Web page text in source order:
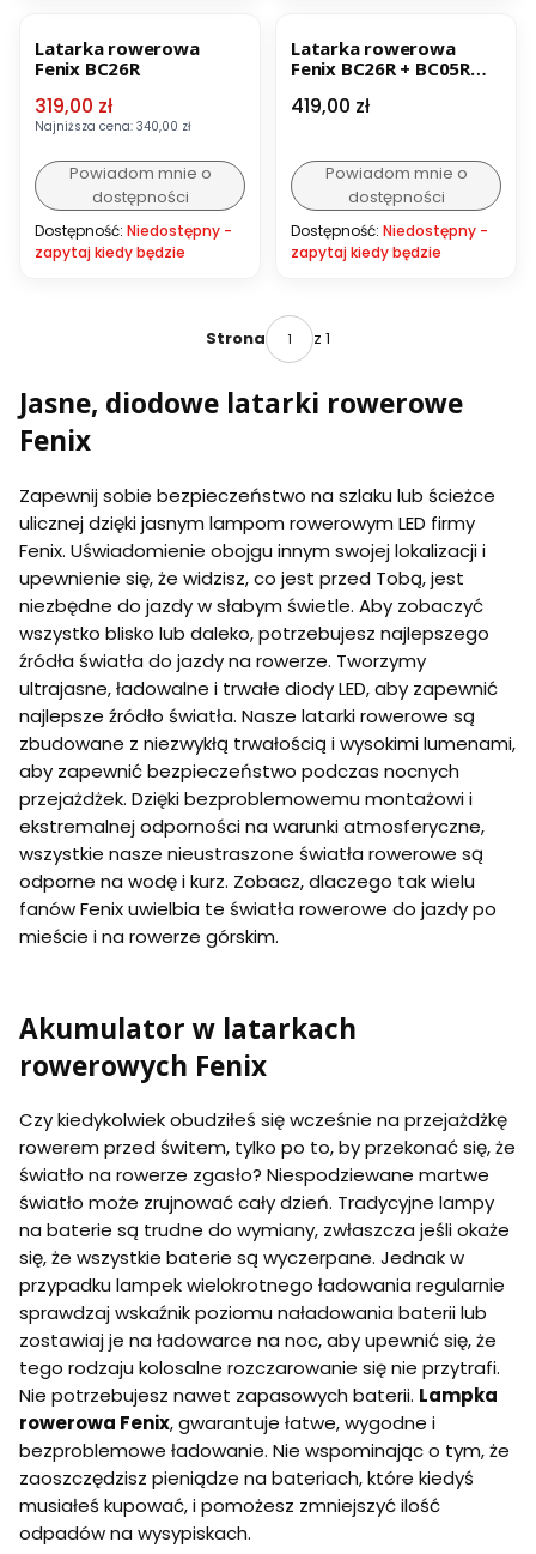
Latarka rowerowa
Fenix BC26R
Cena promocyjna
319,00 zł
Najniższa cena: 340,00 zł
Powiadom mnie o
dostępności
Dostępność: Niedostępny -
zapytaj kiedy będzie
Latarka rowerowa
Fenix BC26R + BC05R
Cena
419,00 zł
Powiadom mnie o
dostępności
Dostępność: Niedostępny -
zapytaj kiedy będzie
Strona z 1
Jasne, diodowe latarki rowerowe
Fenix
Zapewnij sobie bezpieczeństwo na szlaku lub ścieżce
ulicznej dzięki jasnym lampom rowerowym LED firmy
Fenix. Uświadomienie obojgu innym swojej lokalizacji i
upewnienie się, że widzisz, co jest przed Tobą, jest
niezbędne do jazdy w słabym świetle. Aby zobaczyć
wszystko blisko lub daleko, potrzebujesz najlepszego
źródła światła do jazdy na rowerze. Tworzymy
ultrajasne, ładowalne i trwałe diody LED, aby zapewnić
najlepsze źródło światła. Nasze latarki rowerowe są
zbudowane z niezwykłą trwałością i wysokimi lumenami,
aby zapewnić bezpieczeństwo podczas nocnych
przejażdżek. Dzięki bezproblemowemu montażowi i
ekstremalnej odporności na warunki atmosferyczne,
wszystkie nasze nieustraszone światła rowerowe są
odporne na wodę i kurz. Zobacz, dlaczego tak wielu
fanów Fenix uwielbia te światła rowerowe do jazdy po
mieście i na rowerze górskim.
Akumulator w latarkach
rowerowych Fenix
Czy kiedykolwiek obudziłeś się wcześnie na przejażdżkę
rowerem przed świtem, tylko po to, by przekonać się, że
światło na rowerze zgasło? Niespodziewane martwe
światło może zrujnować cały dzień. Tradycyjne lampy
na baterie są trudne do wymiany, zwłaszcza jeśli okaże
się, że wszystkie baterie są wyczerpane. Jednak w
przypadku lampek wielokrotnego ładowania regularnie
sprawdzaj wskaźnik poziomu naładowania baterii lub
zostawiaj je na ładowarce na noc, aby upewnić się, że
tego rodzaju kolosalne rozczarowanie się nie przytrafi.
Nie potrzebujesz nawet zapasowych baterii. Lampka
rowerowa Fenix, gwarantuje łatwe, wygodne i
bezproblemowe ładowanie. Nie wspominając o tym, że
zaoszczędzisz pieniądze na bateriach, które kiedyś
musiałeś kupować, i pomożesz zmniejszyć ilość
odpadów na wysypiskach.